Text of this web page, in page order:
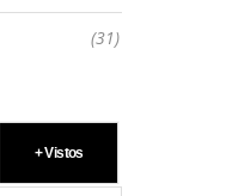
(31)
+ Vistos